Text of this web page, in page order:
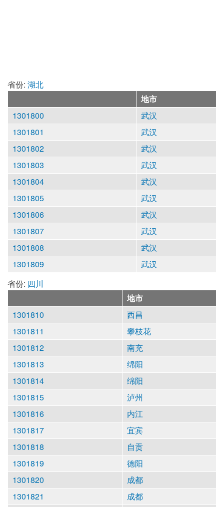
省份: 湖北
地市
1301800
武汉
1301801
武汉
1301802
武汉
1301803
武汉
1301804
武汉
1301805
武汉
1301806
武汉
1301807
武汉
1301808
武汉
1301809
武汉
省份: 四川
地市
1301810
西昌
1301811
攀枝花
1301812
南充
1301813
绵阳
1301814
绵阳
1301815
泸州
1301816
内江
1301817
宜宾
1301818
自贡
1301819
德阳
1301820
成都
1301821
成都